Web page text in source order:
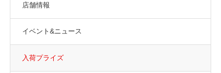
店舗情報
イベント&ニュース
入荷プライズ